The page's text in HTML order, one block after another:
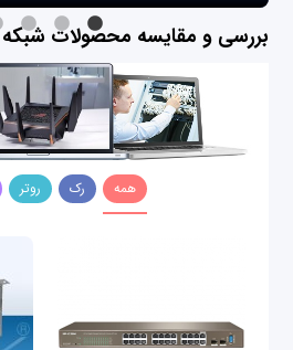
بررسی و مقایسه محصولات شبکه
همه رک روتر